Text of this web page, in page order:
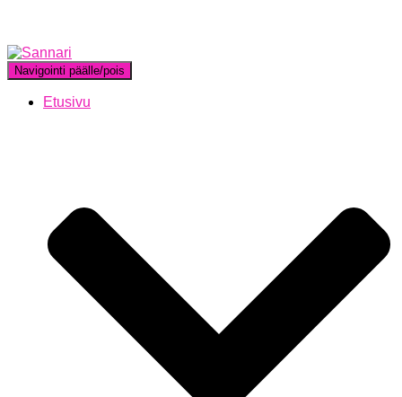
Navigointi päälle/pois
Etusivu